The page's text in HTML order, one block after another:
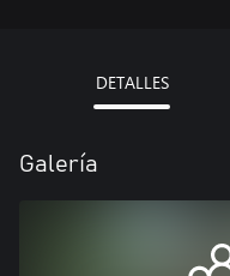
DETALLES
Galería